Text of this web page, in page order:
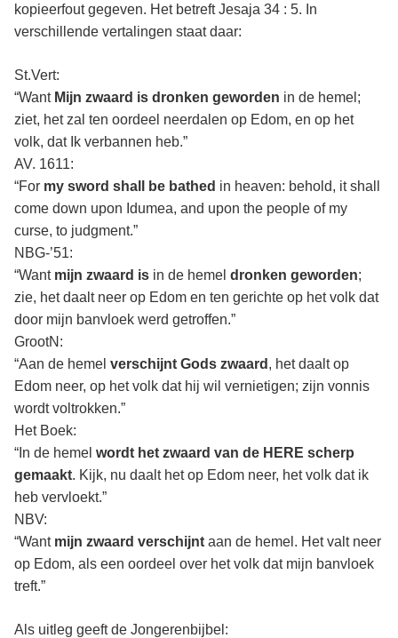
kopieerfout gegeven. Het betreft Jesaja 34 : 5. In
verschillende vertalingen staat daar:
St.Vert:
“Want Mijn zwaard is dronken geworden in de hemel;
ziet, het zal ten oordeel neerdalen op Edom, en op het
volk, dat Ik verbannen heb.”
AV. 1611:
“For my sword shall be bathed in heaven: behold, it shall
come down upon Idumea, and upon the people of my
curse, to judgment.”
NBG-’51:
“Want mijn zwaard is in de hemel dronken geworden;
zie, het daalt neer op Edom en ten gerichte op het volk dat
door mijn banvloek werd getroffen.”
GrootN:
“Aan de hemel verschijnt Gods zwaard , het daalt op
Edom neer, op het volk dat hij wil vernietigen; zijn vonnis
wordt voltrokken.”
Het Boek:
“In de hemel wordt het zwaard van de HERE scherp
gemaakt. Kijk, nu daalt het op Edom neer, het volk dat ik
heb vervloekt.”
NBV:
“Want mijn zwaard verschijnt aan de hemel. Het valt neer
op Edom, als een oordeel over het volk dat mijn banvloek
treft.”
Als uitleg geeft de Jongerenbijbel: